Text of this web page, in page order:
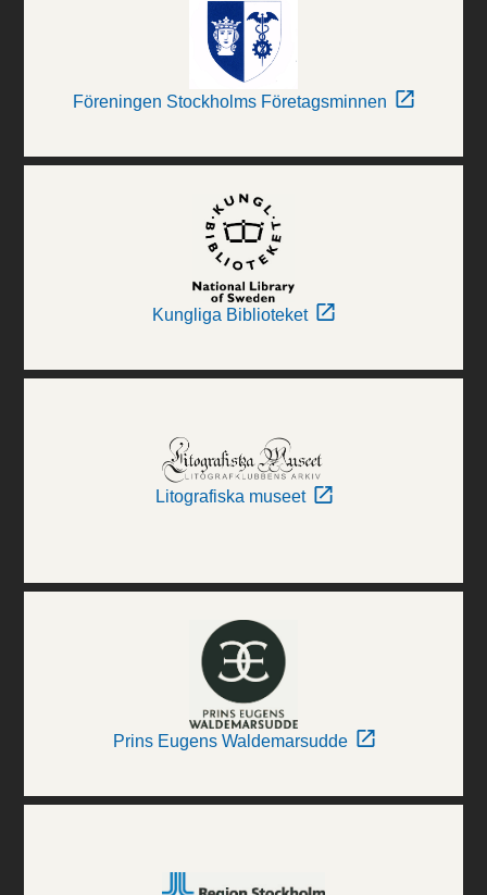
Föreningen Stockholms Företagsminnen
Kungliga Biblioteket
Litografiska museet
Prins Eugens Waldemarsudde